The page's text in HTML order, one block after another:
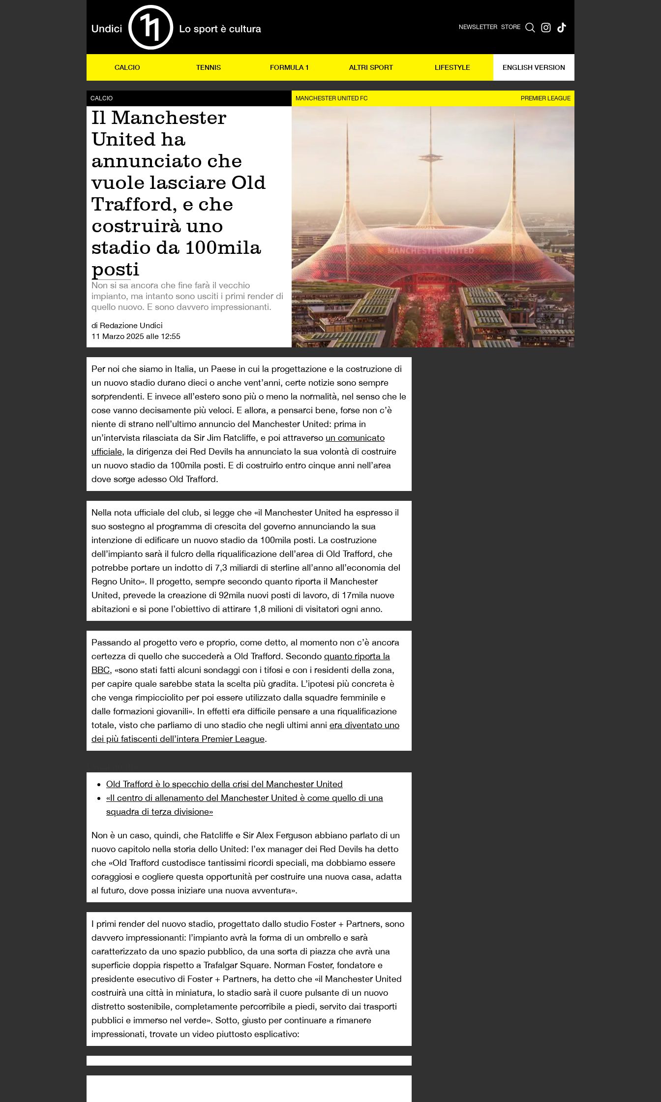
NEWSLETTER STORE
CALCIO TENNIS FORMULA 1 ALTRI SPORT LIFESTYLE ENGLISH VERSION
CALCIO
Il Manchester
United ha
annunciato che
vuole lasciare Old
Trafford, e che
costruirà uno
stadio da 100mila
posti
Non si sa ancora che fine farà il vecchio
impianto, ma intanto sono usciti i primi render di
quello nuovo. E sono davvero impressionanti.
di Redazione Undici
11 Marzo 2025 alle 12:55
MANCHESTER UNITED FC PREMIER LEAGUE
Per noi che siamo in Italia, un Paese in cui la progettazione e la costruzione di
un nuovo stadio durano dieci o anche vent’anni, certe notizie sono sempre
sorprendenti. E invece all’estero sono più o meno la normalità, nel senso che le
cose vanno decisamente più veloci. E allora, a pensarci bene, forse non c’è
niente di strano nell’ultimo annuncio del Manchester United: prima in
un’intervista rilasciata da Sir Jim Ratcliffe, e poi attraverso un comunicato
ufficiale, la dirigenza dei Red Devils ha annunciato la sua volontà di costruire
un nuovo stadio da 100mila posti. E di costruirlo entro cinque anni nell’area
dove sorge adesso Old Trafford.
Nella nota ufficiale del club, si legge che «il Manchester United ha espresso il
suo sostegno al programma di crescita del governo annunciando la sua
intenzione di edificare un nuovo stadio da 100mila posti. La costruzione
dell’impianto sarà il fulcro della riqualificazione dell’area di Old Trafford, che
potrebbe portare un indotto di 7,3 miliardi di sterline all’anno all’economia del
Regno Unito». Il progetto, sempre secondo quanto riporta il Manchester
United, prevede la creazione di 92mila nuovi posti di lavoro, di 17mila nuove
abitazioni e si pone l’obiettivo di attirare 1,8 milioni di visitatori ogni anno.
Passando al progetto vero e proprio, come detto, al momento non c’è ancora
certezza di quello che succederà a Old Trafford. Secondo quanto riporta la
BBC, «sono stati fatti alcuni sondaggi con i tifosi e con i residenti della zona,
per capire quale sarebbe stata la scelta più gradita. L’ipotesi più concreta è
che venga rimpicciolito per poi essere utilizzato dalla squadre femminile e
dalle formazioni giovanili». In effetti era difficile pensare a una riqualificazione
totale, visto che parliamo di uno stadio che negli ultimi anni era diventato uno
dei più fatiscenti dell’intera Premier League.
Old Trafford è lo specchio della crisi del Manchester United
«Il centro di allenamento del Manchester United è come quello di una
squadra di terza divisione»
Non è un caso, quindi, che Ratcliffe e Sir Alex Ferguson abbiano parlato di un
nuovo capitolo nella storia dello United: l’ex manager dei Red Devils ha detto
che «Old Trafford custodisce tantissimi ricordi speciali, ma dobbiamo essere
coraggiosi e cogliere questa opportunità per costruire una nuova casa, adatta
al futuro, dove possa iniziare una nuova avventura».
I primi render del nuovo stadio, progettato dallo studio Foster + Partners, sono
davvero impressionanti: l’impianto avrà la forma di un ombrello e sarà
caratterizzato da uno spazio pubblico, da una sorta di piazza che avrà una
superficie doppia rispetto a Trafalgar Square. Norman Foster, fondatore e
presidente esecutivo di Foster + Partners, ha detto che «il Manchester United
costruirà una città in miniatura, lo stadio sarà il cuore pulsante di un nuovo
distretto sostenibile, completamente percorribile a piedi, servito dai trasporti
pubblici e immerso nel verde». Sotto, giusto per continuare a rimanere
impressionati, trovate un video piuttosto esplicativo: